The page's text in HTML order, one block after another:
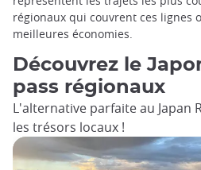
régionaux qui couvrent ces lignes
meilleures économies.
Découvrez le
pass régionaux
L'alternative parfaite au Japan
les trésors locaux !